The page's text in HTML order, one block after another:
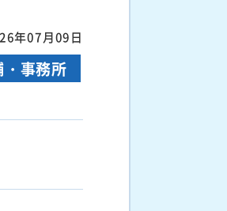
年07月09日
事務所